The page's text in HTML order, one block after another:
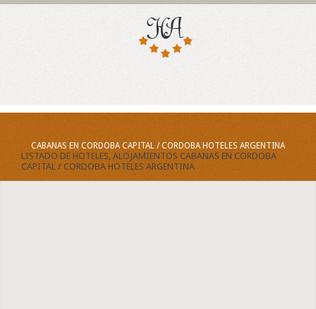
CABANAS EN CORDOBA CAPITAL / CORDOBA HOTELES ARGENTINA
LISTADO DE HOTELES, ALOJAMIENTOS CABANAS EN CORDOBA
CAPITAL / CORDOBA HOTELES ARGENTINA